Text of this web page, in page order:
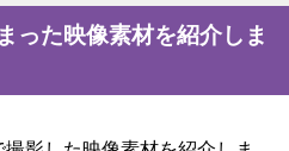
った映像素材を紹介しま